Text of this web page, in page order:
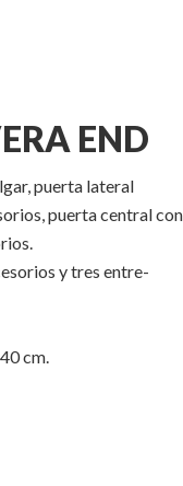
END
puerta lateral
puerta central con
y tres entre-
cm.